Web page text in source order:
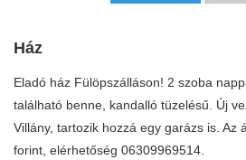
Ház
Eladó ház Fülöpszálláson! 2 szoba
található benne, kandalló tüzelésű. Új
Villány, tartozik hozzá egy garázs is. Az
forint, elérhetőség 06309969514.